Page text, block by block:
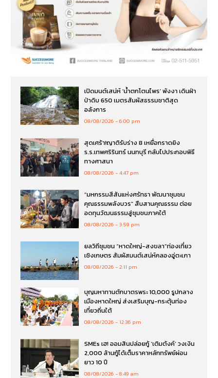
เปิดมนต์เสน่ห์ ‘น้ำตกโตนไพร’ พังงา เดินฝ่า
ป่าดิบ 650 เมตรสัมผัสธรรมชาติสุด
อลังการ
08/08/2026 6:00 pm
สุดเศร้า!ญาติรับร่าง 8 เหยื่อกราดยิง
ร.ร.เทพศริรินทร์ นนทบุรี กลับไปประกอบพิธี
ทางศาสนา
08/08/2026 4:47 pm
“มหกรรมสีสันแห่งศรัทธา พัฒนาชุมชน
คุณธรรมพลังบวร” สืบสานคุณธรรม ต่อย
อดทุนวัฒนธรรมสู่ชุมชนภาคใต้
08/08/2026 3:59 pm
ยลวิถีชุมชน “หาดใหญ่-สงขลา”ท่องเที่ยว
เชิงเกษตร สัมผัสมนต์เสน่ห์คลองอู่ตะเภา
08/08/2026 2:11 pm
บุญมหาทานตักบาตรพระ 10,000 รูปกลาง
เมืองหาดใหญ่ ส่งเสริมบุญ-กระตุ้นท่อง
เที่ยวถิ่นใต้
08/08/2026 12:36 pm
SMEs เฮ! ออมสินปล่อยกู้ ‘เติมตังค์’ วงเงิน
2,000 ล้านกู้ได้เต็มราคาหลักทรัพย์ผ่อน
ยาว 10 ปี
08/08/2026 8:49 am